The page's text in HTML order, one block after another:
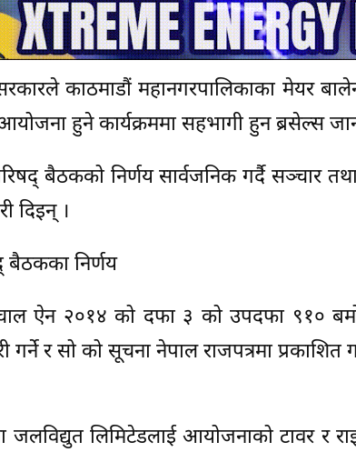
काठमाडौं महानगरपालिकाका मेयर
हुने कार्यक्रममा सहभागी हुन ब्रसेल्स
बैठकको निर्णय सार्वजनिक गर्दै सञ्चार
दिइन् ।
बैठकका निर्णय
ऐन २०१४ को दफा ३ को उपदफा ९१०
र सो को सूचना नेपाल राजपत्रमा प्रकाशित
जलविद्युत लिमिटेडलाई आयोजनाको टावर र